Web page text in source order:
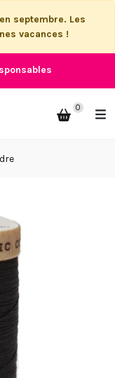
septembre. Les
vacances !
0